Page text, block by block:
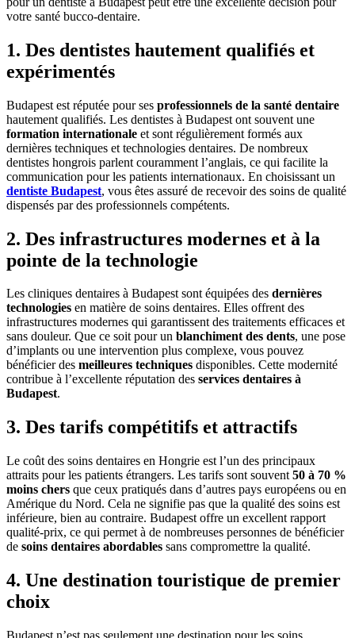
votre santé bucco-dentaire.
1. Des dentistes hautement qualifiés et
expérimentés
Budapest est réputée pour ses professionnels de la santé dentaire
hautement qualifiés. Les dentistes à Budapest ont souvent une
formation internationale et sont régulièrement formés aux
dernières techniques et technologies dentaires. De nombreux
dentistes hongrois parlent couramment l’anglais, ce qui facilite la
communication pour les patients internationaux. En choisissant un
dentiste Budapest, vous êtes assuré de recevoir des soins de qualité
dispensés par des professionnels compétents.
2. Des infrastructures modernes et à la
pointe de la technologie
Les cliniques dentaires à Budapest sont équipées des dernières
technologies en matière de soins dentaires. Elles offrent des
infrastructures modernes qui garantissent des traitements efficaces et
sans douleur. Que ce soit pour un blanchiment des dents, une pose
d’implants ou une intervention plus complexe, vous pouvez
bénéficier des meilleures techniques disponibles. Cette modernité
contribue à l’excellente réputation des services dentaires à
Budapest.
3. Des tarifs compétitifs et attractifs
Le coût des soins dentaires en Hongrie est l’un des principaux
attraits pour les patients étrangers. Les tarifs sont souvent 50 à 70 %
moins chers que ceux pratiqués dans d’autres pays européens ou en
Amérique du Nord. Cela ne signifie pas que la qualité des soins est
inférieure, bien au contraire. Budapest offre un excellent rapport
qualité-prix, ce qui permet à de nombreuses personnes de bénéficier
de soins dentaires abordables sans compromettre la qualité.
4. Une destination touristique de premier
choix
Budapest n’est pas seulement une destination pour les soins